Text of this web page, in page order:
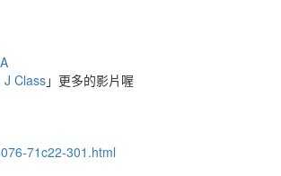
J Class」更多的影片喔
71c22-301.html